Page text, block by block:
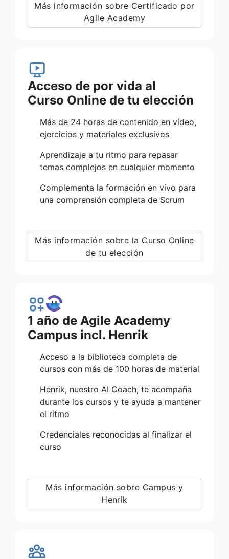
Más información sobre Certificado por
Agile Academy
Acceso de por vida al
Curso Online de tu elección
Más de 24 horas de contenido en vídeo,
ejercicios y materiales exclusivos
Aprendizaje a tu ritmo para repasar
temas complejos en cualquier momento
Complementa la formación en vivo para
una comprensión completa de Scrum
Más información sobre la Curso Online
de tu elección
1 año de Agile Academy
Campus incl. Henrik
Acceso a la biblioteca completa de
cursos con más de 100 horas de material
Henrik, nuestro AI Coach, te acompaña
durante los cursos y te ayuda a mantener
el ritmo
Credenciales reconocidas al finalizar el
curso
Más información sobre Campus y
Henrik